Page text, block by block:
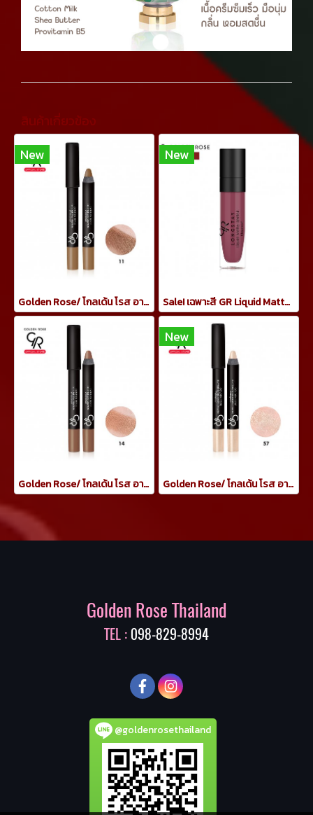
สินค้าเกี่ยวข้อง
New
Golden Rose/ โกลเด้น โรส อายแชโดว์ เครยอน กันน้ำ 3.5 กรัม ทาเปลือกตา สีน้ำตาลเข้ม
New
Sale! เฉพาะสี GR Liquid Matte Lipstick 21 ลิปจิ้มจุ่มแมท
Golden Rose/ โกลเด้น โรส อายแชโดว์ เครยอน กันน้ำ 3.5 กรัม ทาเปลือกตา สีน้ำตาล copper
New
Golden Rose/ โกลเด้น โรส อายแชโดว์ เครยอน กันน้ำ 3.5 กรัม ทาเปลือกตา กลิตเตอร์สีทอง
Golden Rose Thailand
TEL : 098-829-8994
@goldenrosethailand